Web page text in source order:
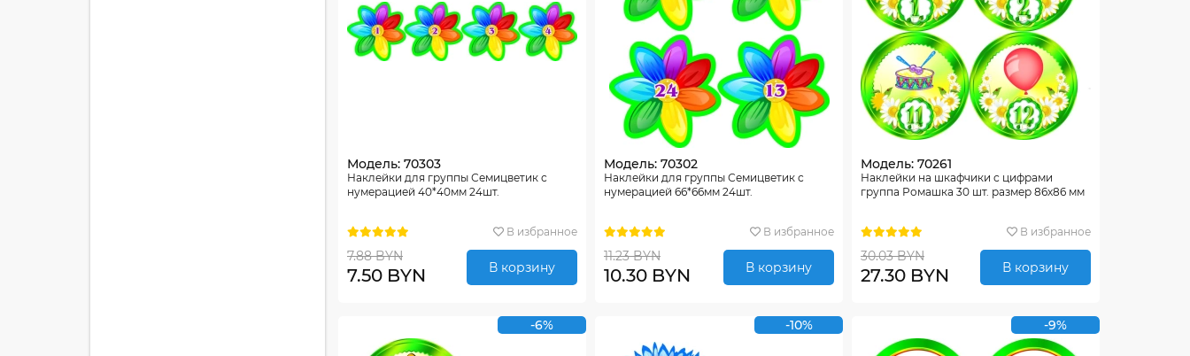
Модель: 70303
Наклейки для группы Семицветик с
нумерацией 40*40мм 24шт.
В избранное
7.88 BYN
7.50 BYN В корзину
Модель: 70302
Наклейки для группы Семицветик с
нумерацией 66*66мм 24шт.
В избранное
11.23 BYN
10.30 BYN В корзину
Модель: 70261
Наклейки на шкафчики с цифрами
группа Ромашка 30 шт. размер 86х86 мм
В избранное
30.03 BYN
27.30 BYN В корзину
-6% -10% -9%